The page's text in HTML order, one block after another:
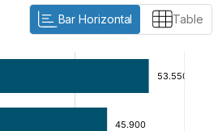
Bar Horizontal Table